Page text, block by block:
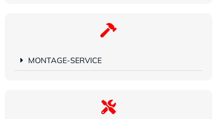
MONTAGE-SERVICE